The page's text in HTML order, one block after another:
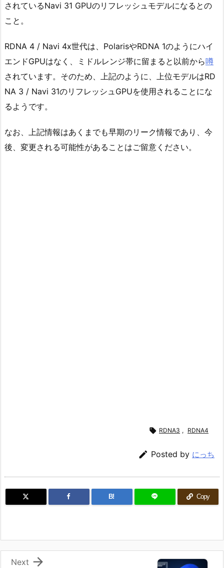
されているNavi 31 GPUのリフレッシュモデルになるとの
こと。
RDNA 4 / Navi 4x世代は、PolarisやRDNA 1のようにハイ
エンドGPUはなく、ミドルレンジ帯に留まると以前から噂
されています。そのため、上記のように、上位モデルはRD
NA 3 / Navi 31のリフレッシュGPUを使用されることにな
るようです。
なお、上記情報はあくまでも早期のリーク情報であり、今
後、変更される可能性があることはご留意ください。
 RDNA3 , RDNA4
 Posted by にっち
B! Copy

Next